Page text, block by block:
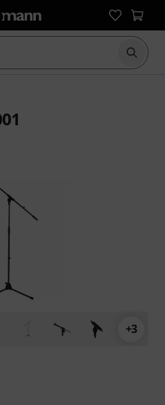
Aloita
yhteensä 1234
+3